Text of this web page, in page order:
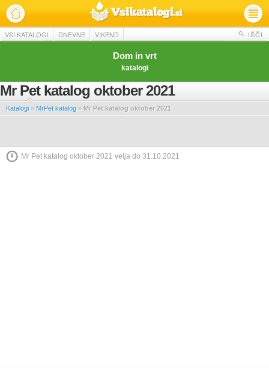
VSI KATALOGI DNEVNE VIKEND IŠČI
Dom in vrt
katalogi
Mr Pet katalog oktober 2021
Katalogi » MrPet katalog » Mr Pet katalog oktober 2021
Mr Pet katalog oktober 2021 velja do 31.10.2021